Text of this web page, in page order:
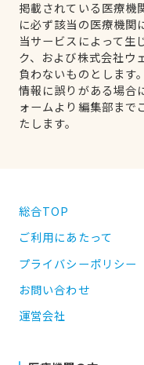
掲載されている医療機
に必ず該当の医療機関
当サービスによって生
ク、および株式会社ウ
負わないものとします。
情報に誤りがある場合
ォームより編集部まで
たします。
総合TOP
ご利用にあたって
プライバシーポリシー
お問い合わせ
運営会社